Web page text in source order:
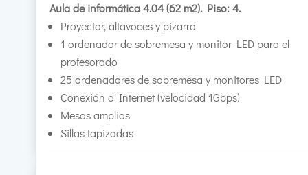
Aula de informática 4.04 (62 m2). Piso: 4.
Proyector, altavoces y pizarra
1 ordenador de sobremesa y monitor LED para el
profesorado
25 ordenadores de sobremesa y monitores LED
Conexión a Internet (velocidad 1Gbps)
Mesas amplias
Sillas tapizadas